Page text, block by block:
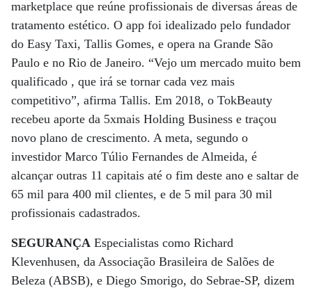
marketplace que reúne profissionais de diversas áreas de
tratamento estético. O app foi idealizado pelo fundador
do Easy Taxi, Tallis Gomes, e opera na Grande São
Paulo e no Rio de Janeiro. “Vejo um mercado muito bem
qualificado , que irá se tornar cada vez mais
competitivo”, afirma Tallis. Em 2018, o TokBeauty
recebeu aporte da 5xmais Holding Business e traçou
novo plano de crescimento. A meta, segundo o
investidor Marco Túlio Fernandes de Almeida, é
alcançar outras 11 capitais até o fim deste ano e saltar de
65 mil para 400 mil clientes, e de 5 mil para 30 mil
profissionais cadastrados.
SEGURANÇA Especialistas como Richard
Klevenhusen, da Associação Brasileira de Salões de
Beleza (ABSB), e Diego Smorigo, do Sebrae-SP, dizem